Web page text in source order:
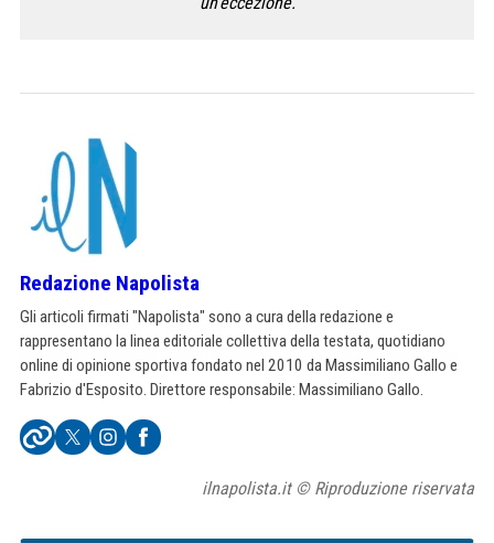
Redazione Napolista
Gli articoli firmati "Napolista" sono a cura della redazione e
rappresentano la linea editoriale collettiva della testata, quotidiano
online di opinione sportiva fondato nel 2010 da Massimiliano Gallo e
Fabrizio d'Esposito. Direttore responsabile: Massimiliano Gallo.
ilnapolista.it © Riproduzione riservata